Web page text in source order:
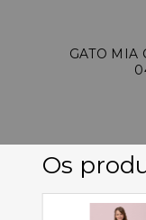
GATO MIA